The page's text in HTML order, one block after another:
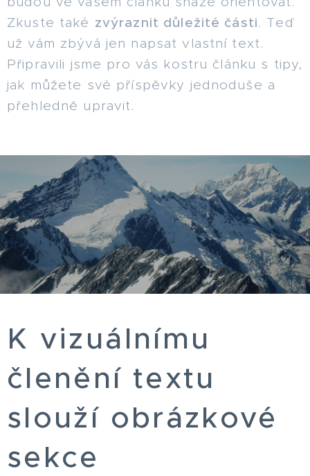
Zkuste také zvýraznit důležité části. Teď
už vám zbývá jen napsat vlastní text.
Připravili jsme pro vás kostru článku s tipy,
jak můžete své příspěvky jednoduše a
přehledně upravit.
K vizuálnímu
členění textu
slouží obrázkové
sekce